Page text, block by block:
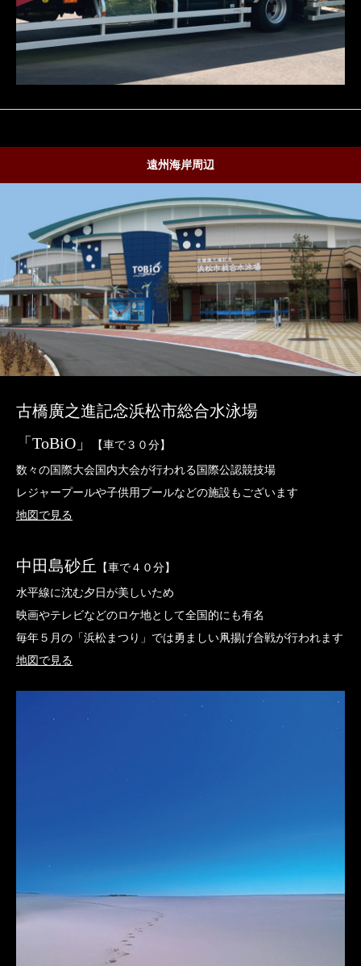
遠州海岸周辺
古橋廣之進記念浜松市総合水泳場
「ToBiO」
【車で３０分】
数々の国際大会国内大会が行われる国際公認競技場
レジャープールや子供用プールなどの施設もございます
地図で見る
中田島砂丘 【車で４０分】
水平線に沈む夕日が美しいため
映画やテレビなどのロケ地として全国的にも有名
毎年５月の「浜松まつり」では勇ましい凧揚げ合戦が行われます
地図で見る